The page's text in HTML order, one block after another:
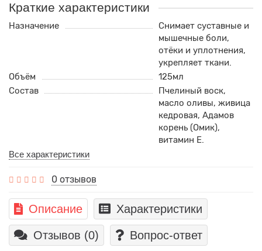
Краткие характеристики
Назначение
Снимает суставные и
мышечные боли,
отёки и уплотнения,
укрепляет ткани.
Объём
125мл
Состав
Пчелиный воск,
масло оливы, живица
кедровая, Адамов
корень (Омик),
витамин Е.
Все характеристики
0 отзывов
Описание Характеристики
Отзывов (0) Вопрос-ответ